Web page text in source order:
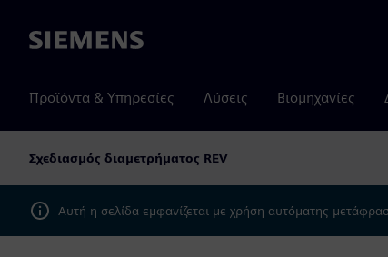
Siemens
Προϊόντα & Υπηρεσίες Λύσεις Βιομηχανίες
Σχεδιασμός διαμετρήματος REV
Αυτή η σελίδα εμφανίζεται με χρήση αυτόματης